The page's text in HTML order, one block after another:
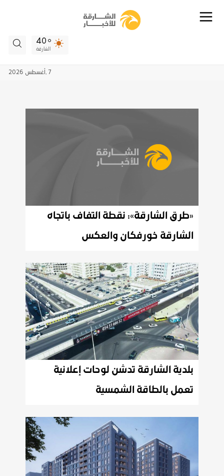
40
الشارقة
7 , أغسطس 2026
«طرق الشارقة»: نقطة التفاف باتجاه
الشارقة خورفكان والعكس
بلدية الشارقة تدشن لوحات إعلانية
تعمل بالطاقة الشمسية